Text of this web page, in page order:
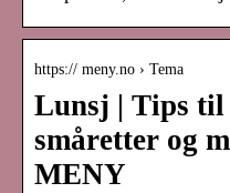
https:// meny.no › Tema
Lunsj | Tips til
småretter og
MENY